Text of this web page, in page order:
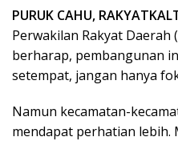
PURUK CAHU,
Perwakilan Rakyat Daerah
berharap, pembangunan
setempat, jangan hanya
Namun kecamatan-
mendapat perhatian lebih.